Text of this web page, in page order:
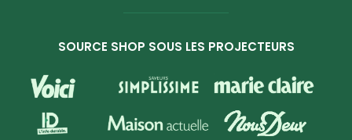
SOURCE SHOP SOUS LES PROJECTEURS